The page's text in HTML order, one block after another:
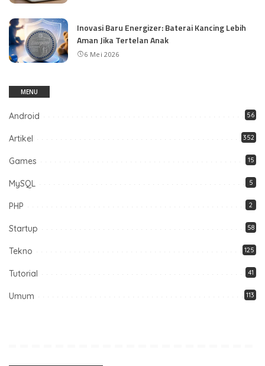
Inovasi Baru Energizer: Baterai Kancing Lebih
Aman Jika Tertelan Anak
6 Mei 2026
MENU
Android 56
Artikel 352
Games 15
MySQL 5
PHP 2
Startup 58
Tekno 125
Tutorial 41
Umum 113